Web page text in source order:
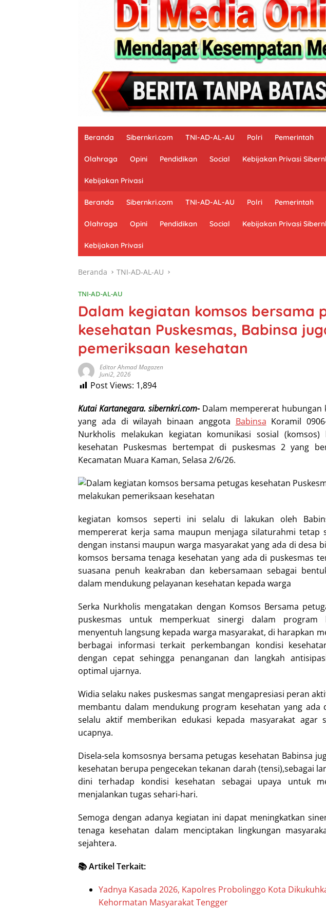
Beranda Sibernkri.com TNI-AD-AL-AU Polri Pemerintah
Olahraga Opini Pendidikan Social Kebijakan Privasi
Kebijakan Privasi
Beranda Sibernkri.com TNI-AD-AL-AU Polri Pemerintah
Olahraga Opini Pendidikan Social Kebijakan Privasi
Kebijakan Privasi
Beranda TNI-AD-AL-AU
TNI-AD-AL-AU
Dalam kegiatan komsos bersama
kesehatan Puskesmas, Babinsa
pemeriksaan kesehatan
Editor Ahmad Magazen
Juni2, 2026
Post Views: 1,894
Kutai Kartanegara. sibernkri.com-Dalam mempererat hubungan
yang ada di wilayah binaan anggota Babinsa Koramil
Nurkholis melakukan kegiatan komunikasi sosial (komsos)
kesehatan Puskesmas bertempat di puskesmas 2 yang
Kecamatan Muara Kaman, Selasa 2/6/26.
kegiatan komsos seperti ini selalu di lakukan oleh
mempererat kerja sama maupun menjaga silaturahmi tetap
dengan instansi maupun warga masyarakat yang ada di desa
komsos bersama tenaga kesehatan yang ada di puskesmas
suasana penuh keakraban dan kebersamaan sebagai
dalam mendukung pelayanan kesehatan kepada warga
Serka Nurkholis mengatakan dengan Komsos Bersama
puskesmas untuk memperkuat sinergi dalam program
menyentuh langsung kepada warga masyarakat, di harapkan
berbagai informasi terkait perkembangan kondisi
dengan cepat sehingga penanganan dan langkah
optimal ujarnya.
Widia selaku nakes puskesmas sangat mengapresiasi peran
membantu dalam mendukung program kesehatan yang ada
selalu aktif memberikan edukasi kepada masyarakat agar
ucapnya.
Disela-sela komsosnya bersama petugas kesehatan Babinsa
kesehatan berupa pengecekan tekanan darah (tensi),sebagai
dini terhadap kondisi kesehatan sebagai upaya untuk
menjalankan tugas sehari-hari.
Semoga dengan adanya kegiatan ini dapat meningkatkan
tenaga kesehatan dalam menciptakan lingkungan
sejahtera.
📚 Artikel Terkait:
Yadnya Kasada 2026, Kapolres Probolinggo Kota
Kehormatan Masyarakat Tengger